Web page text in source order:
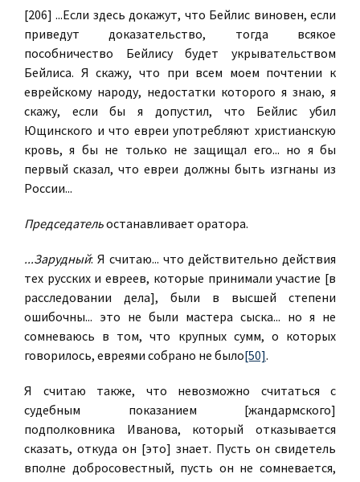
[206] ...Если здесь докажут, что Бейлис виновен, если
приведут доказательство, тогда всякое
пособничество Бейлису будет укрывательством
Бейлиса. Я скажу, что при всем моем почтении к
еврейскому народу, недостатки которого я знаю, я
скажу, если бы я допустил, что Бейлис убил
Ющинского и что евреи употребляют христианскую
кровь, я бы не только не защищал его... но я бы
первый сказал, что евреи должны быть изгнаны из
России...
Председательостанавливает оратора.
...Зарудный: Я считаю... что действительно действия
тех русских и евреев, которые принимали участие [в
расследовании дела], были в высшей степени
ошибочны... это не были мастера сыска... но я не
сомневаюсь в том, что крупных сумм, о которых
говорилось, евреями собрано не было[50].
Я считаю также, что невозможно считаться с
судебным показанием [жандармского]
подполковника Иванова, который отказывается
сказать, откуда он [это] знает. Пусть он свидетель
вполне добросовестный, пусть он не сомневается,